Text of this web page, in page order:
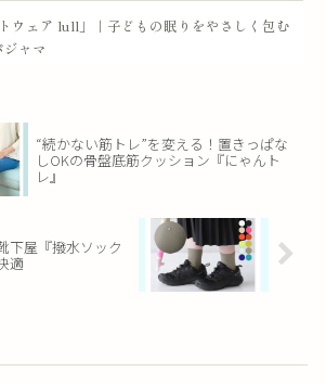
ウェア lull」｜子どもの眠りをやさしく包む
ャマ
“続かない筋トレ”を変える！置きっぱな
しOKの骨盤底筋クッション『にゃんト
レ』
下屋『撥水ソック
適